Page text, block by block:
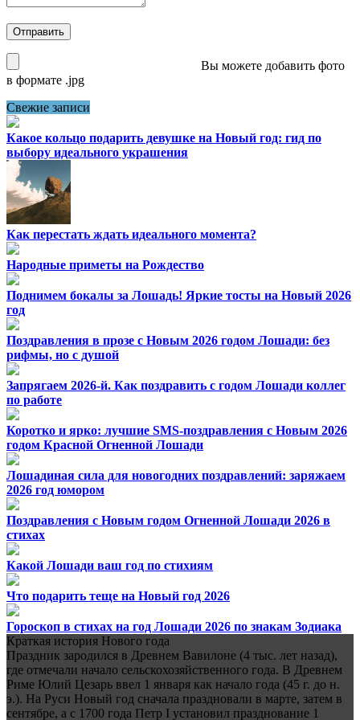
Вы можете добавить фото
в формате .jpg
Свежие записи
Какое кольцо подарить девушке на Новый год: гид по
выбору идеального украшения
Как перестать ждать идеального момента?
Народные приметы на Рождество
Поднимем бокалы за Лошадь! Яркие тосты на Новый 2026
год
Поздравления в прозе с Новым 2026 годом Лошади: без
рифмы, но с душой
Запрягаем 2026-й. Как поздравить с годом Лошади коллег
по работе
Коротко и ярко: лучшие SMS-поздравления с Новым 2026
годом Красной Огненной Лошади
Лошадиная сила для новогодних поздравлений: заряжаем
2026 год юмором
Поздравления с Новым годом Огненной Лошади 2026 в
стихах
Какой Лошади ваш год по стихиям
Что подарить теще на Новый год 2026
Гороскоп в стихах на год Лошади 2026 по знакам Зодиака
Краткая история Нового года
Праздник зародился в Древнем Вавилоне (4 тыс. лет назад),
где отмечали начало сельскохозяйственного года. В Древнем
Риме Юлий Цезарь ввел 1 января как начало года (45 г. до н.
э.). На Руси Новый год сначала праздновали в марте, затем в
сентябре, а с 1700 года Петр I установил празднование 1